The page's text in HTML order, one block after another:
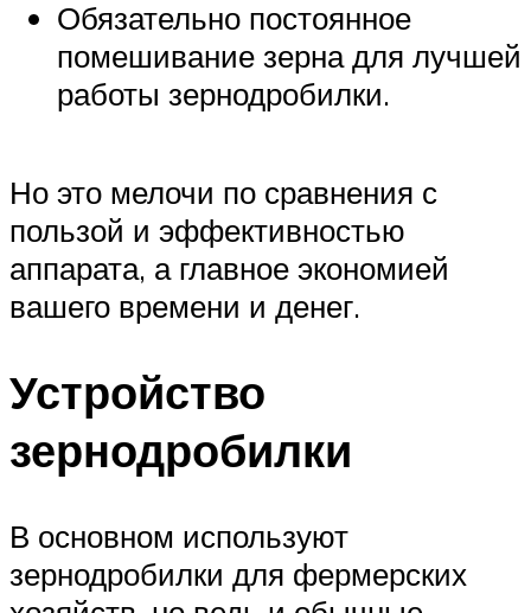
Обязательно постоянное
помешивание зерна для лучшей
работы зернодробилки.
Но это мелочи по сравнения с
пользой и эффективностью
аппарата, а главное экономией
вашего времени и денег.
Устройство
зернодробилки
В основном используют
зернодробилки для фермерских